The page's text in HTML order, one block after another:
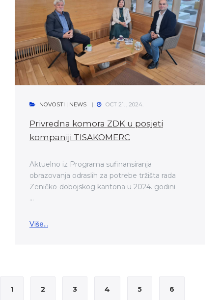
NOVOSTI | NEWS OCT 21. , 2024.
Privredna komora ZDK u posjeti
kompaniji TISAKOMERC
Aktuelno iz Programa sufinansiranja
obrazovanja odraslih za potrebe tržišta rada
Zeničko-dobojskog kantona u 2024. godini
...
Više...
1 2 3 4 5 6